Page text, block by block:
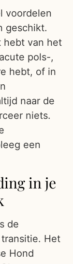
voordelen
geschikt.
hebt van het
pols-,
hebt, of in
naar de
niets.
een
in je
de
Het
Hond